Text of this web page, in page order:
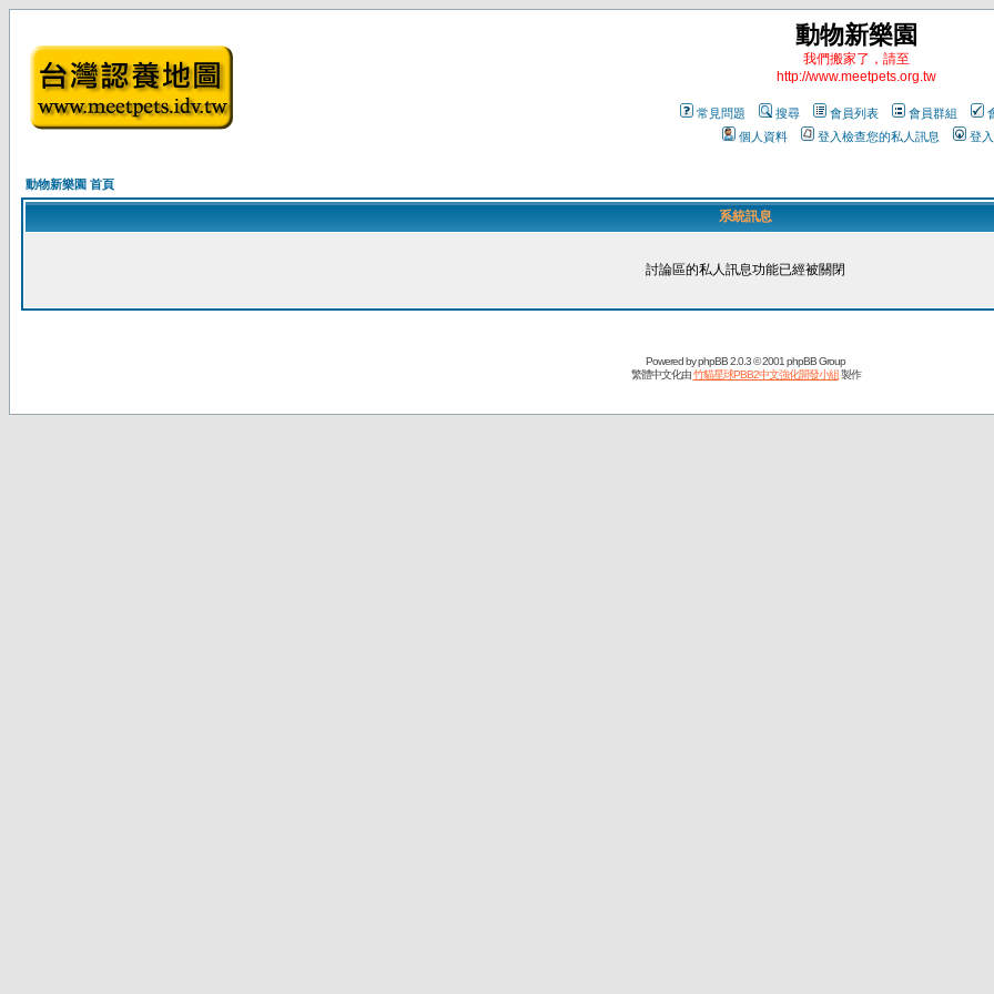
動物新樂園
我們搬家了，請至
http://www.meetpets.org.tw
常見問題 搜尋 會員列表 會員群組
個人資料
登入檢查您的私人訊息 登入
動物新樂園 首頁
系統訊息
討論區的私人訊息功能已經被關閉
Powered byphpBB2.0.3 © 2001 phpBB Group
繁體中文化由竹貓星球PBB2中文強化開發小組製作